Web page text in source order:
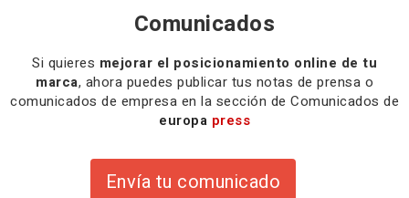
Comunicados
Si quieres mejorar el posicionamiento online de tu
marca, ahora puedes publicar tus notas de prensa o
comunicados de empresa en la sección de Comunicados de
europa press
Envía tu comunicado